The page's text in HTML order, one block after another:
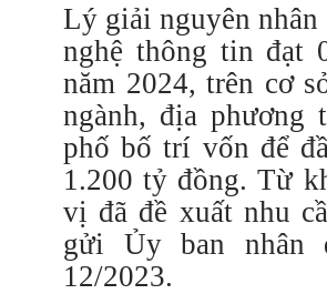
Lý giải nguyên nhân
nghệ thông tin đạt
năm 2024, trên cơ
ngành, địa phương
phố bố trí vốn để
1.200 tỷ đồng. Từ
vị đã đề xuất nhu
gửi Ủy ban nhân
12/2023.